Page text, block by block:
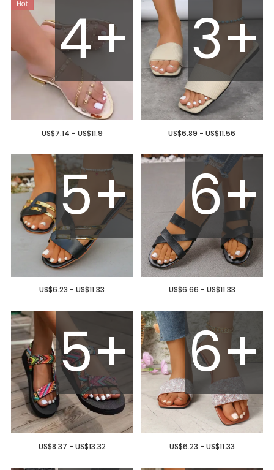
4+
US$7.14 - US$11.9
3+
US$6.89 - US$11.56
5+
US$6.23 - US$11.33
6+
US$6.66 - US$11.33
5+
US$8.37 - US$13.32
6+
US$6.23 - US$11.33